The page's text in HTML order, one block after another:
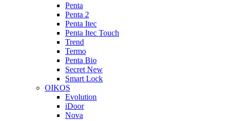
Penta
Penta 2
Penta Itec
Penta Itec Touch
Trend
Termo
Penta Bio
Secret New
Smart Lock
OIKOS
Evolution
iDoor
Nova